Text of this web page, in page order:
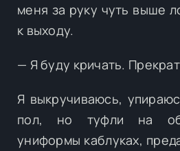
меня за руку чуть выше
к выходу.
— Я буду кричать.
Я выкручиваюсь,
пол, но туфли на
униформы каблуках,